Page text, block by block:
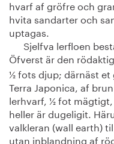
hvarf af gröfre och
hvita sandarter och
uptagas.
Sjelfva lerfloen
Öfverst är den
½ fots djup; därnäst
Terra Japonica, af
lerhvarf, ½ fot
heller är dugeligit.
valkleran (wall earth)
utan inblandning af